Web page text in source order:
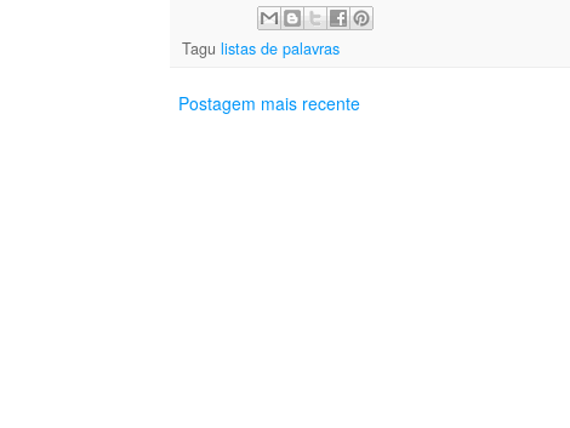
Tagu listas de palavras
Postagem mais recente